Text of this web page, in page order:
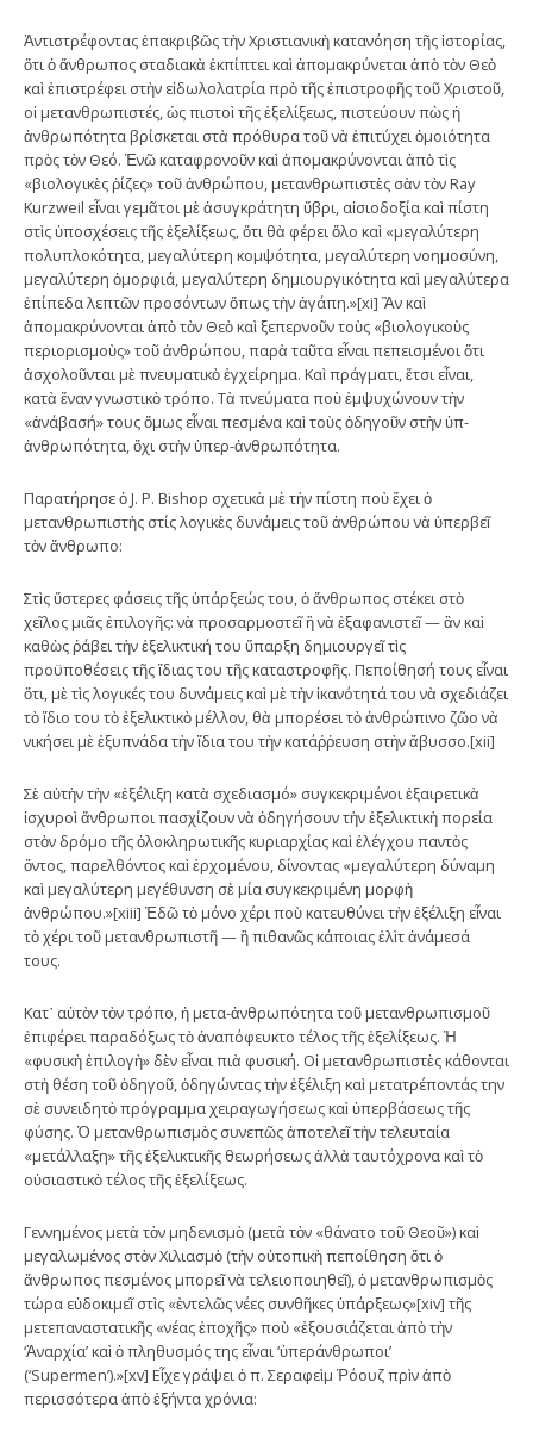
Ἀντιστρέφοντας ἐπακριβῶς τὴν Χριστιανικὴ κατανόηση τῆς ἱστορίας,
ὅτι ὁ ἄνθρωπος σταδιακὰ ἐκπίπτει καὶ ἀπομακρύνεται ἀπὸ τὸν Θεὸ
καὶ ἐπιστρέφει στὴν εἰδωλολατρία πρὸ τῆς ἐπιστροφῆς τοῦ Χριστοῦ,
οἱ μετανθρωπιστές, ὡς πιστοὶ τῆς ἐξελίξεως, πιστεύουν πὼς ἡ
ἀνθρωπότητα βρίσκεται στὰ πρόθυρα τοῦ νὰ ἐπιτύχει ὁμοιότητα
πρὸς τὸν Θεό. Ἐνῶ καταφρονοῦν καὶ ἀπομακρύνονται ἀπὸ τὶς
«βιολογικὲς ῥίζες» τοῦ ἀνθρώπου, μετανθρωπιστὲς σὰν τὸν Ray
Kurzweil εἶναι γεμᾶτοι μὲ ἀσυγκράτητη ὕβρι, αἰσιοδοξία καὶ πίστη
στὶς ὑποσχέσεις τῆς ἐξελίξεως, ὅτι θὰ φέρει ὅλο καὶ «μεγαλύτερη
πολυπλοκότητα, μεγαλύτερη κομψότητα, μεγαλύτερη νοημοσύνη,
μεγαλύτερη ὀμορφιά, μεγαλύτερη δημιουργικότητα καὶ μεγαλύτερα
ἐπίπεδα λεπτῶν προσόντων ὅπως τὴν ἀγάπη.»[xi] Ἂν καὶ
ἀπομακρύνονται ἀπὸ τὸν Θεὸ καὶ ξεπερνοῦν τοὺς «βιολογικοὺς
περιορισμοὺς» τοῦ ἀνθρώπου, παρὰ ταῦτα εἶναι πεπεισμένοι ὅτι
ἀσχολοῦνται μὲ πνευματικὸ ἐγχείρημα. Καὶ πράγματι, ἔτσι εἶναι,
κατὰ ἕναν γνωστικὸ τρόπο. Τὰ πνεύματα ποὺ ἐμψυχώνουν τὴν
«ἀνάβασή» τους ὅμως εἶναι πεσμένα καὶ τοὺς ὁδηγοῦν στὴν ὑπ-
ἀνθρωπότητα, ὄχι στὴν ὑπερ-ἀνθρωπότητα.
Παρατήρησε ὁ J. P. Bishop σχετικὰ μὲ τὴν πίστη ποὺ ἔχει ὁ
μετανθρωπιστὴς στίς λογικὲς δυνάμεις τοῦ ἀνθρώπου νὰ ὑπερβεῖ
τὸν ἄνθρωπο:
Στὶς ὕστερες φάσεις τῆς ὑπάρξεώς του, ὁ ἄνθρωπος στέκει στὸ
χεῖλος μιᾶς ἐπιλογῆς: νὰ προσαρμοστεῖ ἢ νὰ ἐξαφανιστεῖ — ἂν καὶ
καθὼς ῥάβει τὴν ἐξελικτική του ὕπαρξη δημιουργεῖ τὶς
προϋποθέσεις τῆς ἴδιας του τῆς καταστροφῆς. Πεποίθησή τους εἶναι
ὅτι, μὲ τὶς λογικές του δυνάμεις καὶ μὲ τὴν ἱκανότητά του νὰ σχεδιάζει
τὸ ἴδιο του τὸ ἐξελικτικὸ μέλλον, θὰ μπορέσει τὸ ἀνθρώπινο ζῶο νὰ
νικήσει μὲ ἐξυπνάδα τὴν ἴδια του τὴν κατάῤῥευση στὴν ἄβυσσο.[xii]
Σὲ αὐτὴν τὴν «ἐξέλιξη κατὰ σχεδιασμό» συγκεκριμένοι ἐξαιρετικὰ
ἰσχυροὶ ἄνθρωποι πασχίζουν νὰ ὁδηγήσουν τὴν ἐξελικτικὴ πορεία
στὸν δρόμο τῆς ὁλοκληρωτικῆς κυριαρχίας καὶ ἐλέγχου παντὸς
ὄντος, παρελθόντος καὶ ἐρχομένου, δίνοντας «μεγαλύτερη δύναμη
καὶ μεγαλύτερη μεγέθυνση σὲ μία συγκεκριμένη μορφὴ
ἀνθρώπου.»[xiii] Ἐδῶ τὸ μόνο χέρι ποὺ κατευθύνει τὴν ἐξέλιξη εἶναι
τὸ χέρι τοῦ μετανθρωπιστῆ — ἢ πιθανῶς κάποιας ἐλὶτ ἀνάμεσά
τους.
Kατ᾽ αὐτὸν τὸν τρόπο, ἡ μετα-ἀνθρωπότητα τοῦ μετανθρωπισμοῦ
ἐπιφέρει παραδόξως τὸ ἀναπόφευκτο τέλος τῆς ἐξελίξεως. Ἡ
«φυσικὴ ἐπιλογὴ» δὲν εἶναι πιὰ φυσική. Οἱ μετανθρωπιστὲς κάθονται
στὴ θέση τοῦ ὁδηγοῦ, ὁδηγώντας τὴν ἐξέλιξη καὶ μετατρέποντάς την
σὲ συνειδητὸ πρόγραμμα χειραγωγήσεως καὶ ὑπερβάσεως τῆς
φύσης. Ὁ μετανθρωπισμὸς συνεπῶς ἀποτελεῖ τὴν τελευταία
«μετάλλαξη» τῆς ἐξελικτικῆς θεωρήσεως ἀλλὰ ταυτόχρονα καὶ τὸ
οὐσιαστικὸ τέλος τῆς ἐξελίξεως.
Γεννημένος μετὰ τὸν μηδενισμὸ (μετὰ τὸν «θάνατο τοῦ Θεοῦ») καὶ
μεγαλωμένος στὸν Χιλιασμὸ (τὴν οὐτοπικὴ πεποίθηση ὅτι ὁ
ἄνθρωπος πεσμένος μπορεῖ νὰ τελειοποιηθεῖ), ὁ μετανθρωπισμὸς
τώρα εὐδοκιμεῖ στὶς «ἐντελῶς νέες συνθῆκες ὑπάρξεως»[xiv] τῆς
μετεπαναστατικῆς «νέας ἐποχῆς» ποὺ «ἐξουσιάζεται ἀπὸ τὴν
‘Ἀναρχία’ καὶ ὁ πληθυσμός της εἶναι ‘ὑπεράνθρωποι’
(‘Supermen’).»[xv] Εἶχε γράψει ὁ π. Σεραφεὶμ Ῥόουζ πρὶν ἀπὸ
περισσότερα ἀπὸ ἑξήντα χρόνια: